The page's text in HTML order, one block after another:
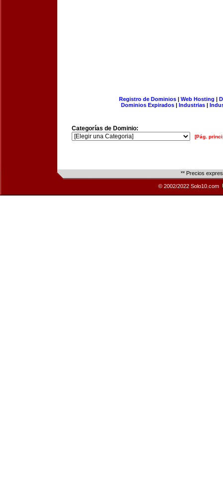
Registro de Dominios| Web Hosting |
Dominios Expirados | Industrias |
Categorías de Dominio:
[Pág.
** Precios
© 2002/2022 Solo10.com